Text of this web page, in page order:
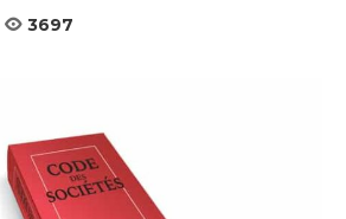
3697